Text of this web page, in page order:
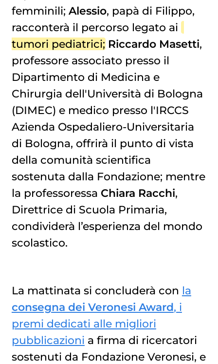
femminili; Alessio, papà di Filippo,
racconterà il percorso legato ai
tumori pediatrici; Riccardo Masetti,
professore associato presso il
Dipartimento di Medicina e
Chirurgia dell'Università di Bologna
(DIMEC) e medico presso l'IRCCS
Azienda Ospedaliero-Universitaria
di Bologna, offrirà il punto di vista
della comunità scientifica
sostenuta dalla Fondazione; mentre
la professoressa Chiara Racchi,
Direttrice di Scuola Primaria,
condividerà l’esperienza del mondo
scolastico.
La mattinata si concluderà con la
consegna dei Veronesi Award, i
premi dedicati alle migliori
pubblicazioni a firma di ricercatori
sostenuti da Fondazione Veronesi, e